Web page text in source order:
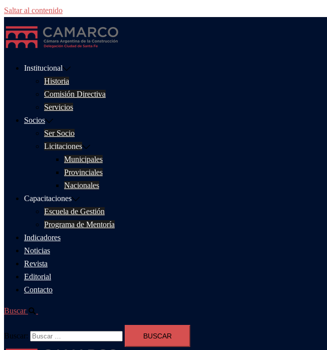
Saltar al contenido
Institucional
Historia
Comisión Directiva
Servicios
Socios
Ser Socio
Licitaciones
Municipales
Provinciales
Nacionales
Capacitaciones
Escuela de Gestión
Programa de Mentoría
Indicadores
Noticias
Revista
Editorial
Contacto
Buscar
Buscar: